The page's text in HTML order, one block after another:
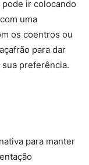
ir colocando
uma
os coentros ou
para dar
preferência.
para manter